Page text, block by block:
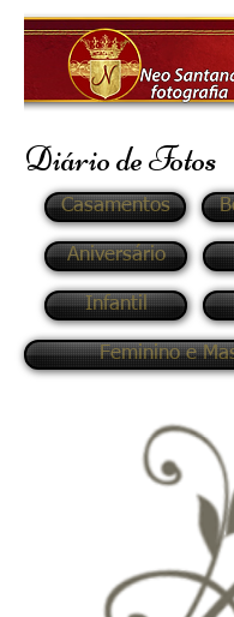
Diário de Fotos
Casamentos
Aniversário
Infantil
Feminino e